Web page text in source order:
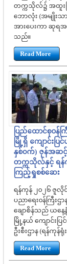
တက္ကသိုလ်၌ အထူးပ
ဘောလုံး (အမျိုးသာ
အားပေးကာ ဆုရအ
သည်။
Read More
ပြည်ထောင်စုဝန်က
မြို့ရှိ ကျောင်းပ
နှစ်၀က်) ဇုန်အဆင့်
တက္ကသိုလ်နှင့် ရ
ကြည့်ရှုစစ်ဆေး
ရန်ကုန် ၂၀၂၆ ဇူလို
ပညာရေး၀န်ကြီးဌ
ချောစိန်သည် ယန
မြို့နယ် ကျောင်း
ဦးစီးဌာန (ရန်ကု
Read More